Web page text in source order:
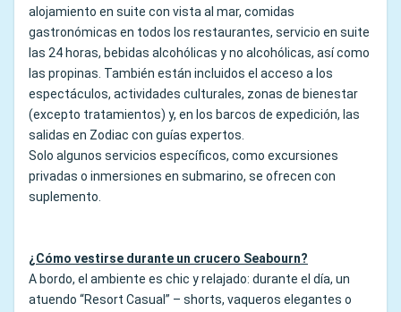
alojamiento en suite con vista al mar, comidas
gastronómicas en todos los restaurantes, servicio en suite
las 24 horas, bebidas alcohólicas y no alcohólicas, así como
las propinas. También están incluidos el acceso a los
espectáculos, actividades culturales, zonas de bienestar
(excepto tratamientos) y, en los barcos de expedición, las
salidas en Zodiac con guías expertos.
Solo algunos servicios específicos, como excursiones
privadas o inmersiones en submarino, se ofrecen con
suplemento.
¿Cómo vestirse durante un crucero Seabourn?
A bordo, el ambiente es chic y relajado: durante el día, un
atuendo “Resort Casual” – shorts, vaqueros elegantes o